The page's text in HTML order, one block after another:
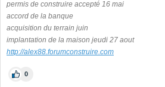
permis de construire accepté 16 mai
accord de la banque
acquisition du terrain juin
implantation de la maison jeudi 27 aout
http://alex88.forumconstruire.com
0